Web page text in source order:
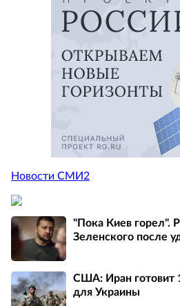
Новости СМИ2
"Пока Киев горел".
Зеленского после
США: Иран готовит
для Украины